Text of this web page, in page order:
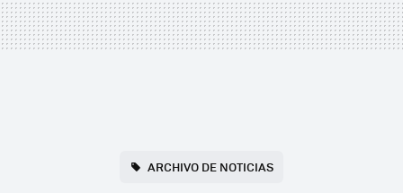
ARCHIVO DE NOTICIAS